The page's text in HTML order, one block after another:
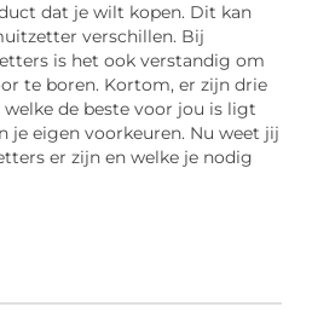
dat je wilt kopen. Dit kan
verschillen. Bij
is het ook verstandig om
te boren. Kortom, er zijn drie
de beste voor jou is ligt
je eigen voorkeuren. Nu weet jij
er zijn en welke je nodig